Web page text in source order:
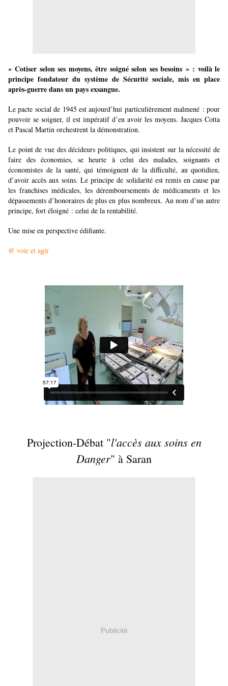
« Cotiser selon ses moyens, être soigné selon ses besoins » : voilà le
principe fondateur du système de Sécurité sociale, mis en place
après-guerre dans un pays exsangue.
Le pacte social de 1945 est aujourd’hui particulièrement malmené : pour
pouvoir se soigner, il est impératif d’en avoir les moyens. Jacques Cotta
et Pascal Martin orchestrent la démonstration.
Le point de vue des décideurs politiques, qui insistent sur la nécessité de
faire des économies, se heurte à celui des malades, soignants et
économistes de la santé, qui témoignent de la difficulté, au quotidien,
d’avoir accès aux soins. Le principe de solidarité est remis en cause par
les franchises médicales, les déremboursements de médicaments et les
dépassements d’honoraires de plus en plus nombreux. Au nom d’un autre
principe, fort éloigné : celui de la rentabilité.
Une mise en perspective édifiante.
@ voir et agir
Projection-Débat "l'accès aux soins en
Danger" à Saran
Publicité